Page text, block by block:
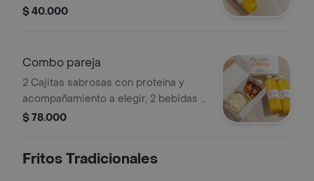
$ 40.000
Combo pareja
2 Cajitas sabrosas con proteína y
acompañamiento a elegir, 2 bebidas a
elegir
$ 78.000
Fritos Tradicionales